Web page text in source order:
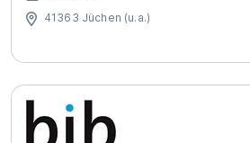
41363 Jüchen (u.a.)